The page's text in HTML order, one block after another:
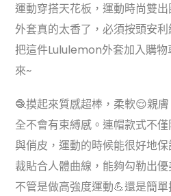
$129.99.$39.99.
運動穿搭天花板，運動時尚雙
外套真的太香了，必須按頭安
把這件Lululemon外套加入購
來~
🧶摸起來質感超棒，柔軟😌親
全不會有束縛感。連帽款式不
與俏皮，運動的時候能很好地
裁貼合人體曲線，能夠勾勒出
不管是做高強度運動💪還是簡